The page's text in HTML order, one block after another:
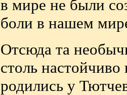
в мире не были
боли в нашем
Отсюда та
столь
родились у